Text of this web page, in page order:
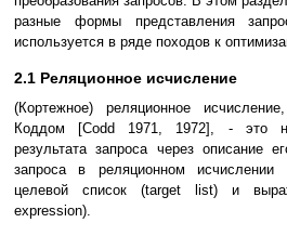
разные формы представления
используется в ряде походов к
2.1 Реляционное исчисление
(Кортежное) реляционное
Коддом [Codd 1971, 1972], - это
результата запроса через описание
запроса в реляционном
целевой список (target list) и
expression).